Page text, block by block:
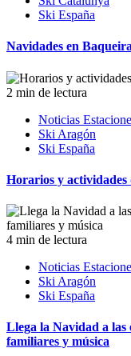
Ski España
Navidades en
2 min de lectura
Noticias
Ski Aragón
Ski España
Horarios y
4 min de lectura
Noticias
Ski Aragón
Ski España
Llega la Navidad a las
familiares y música